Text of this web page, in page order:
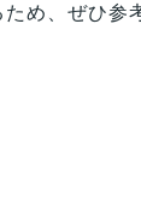
め、ぜひ参